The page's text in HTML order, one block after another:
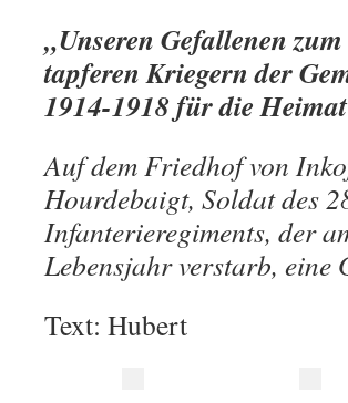
„Unseren Gefallenen
tapferen Kriegern der
1914-1918 für die
Auf dem Friedhof von
Hourdebaigt, Soldat des
Infanterieregiments, der
Lebensjahr verstarb,
Text: Hubert